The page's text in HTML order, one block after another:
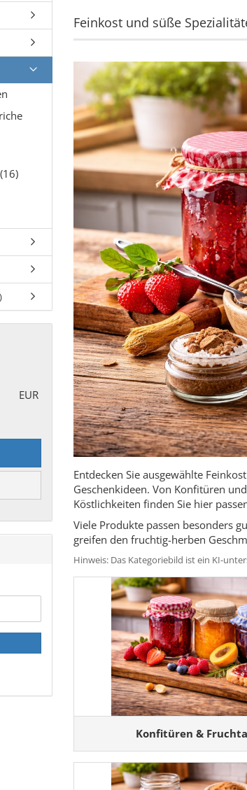
Feinkost und süße
Entdecken Sie ausgewählte
Geschenkideen. Von Konfitüren
Köstlichkeiten finden Sie hier
Viele Produkte passen besonders
greifen den fruchtig-herben
Hinweis: Das Kategoriebild ist ein KI-
Konfitüren &
EUR